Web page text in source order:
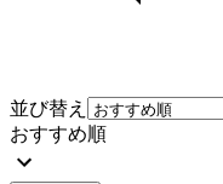
並び替え
おすすめ順